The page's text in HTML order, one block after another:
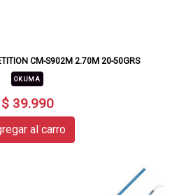
CM-S902M 2.70M 20-50GRS
OKUMA
$ 39.990
al carro